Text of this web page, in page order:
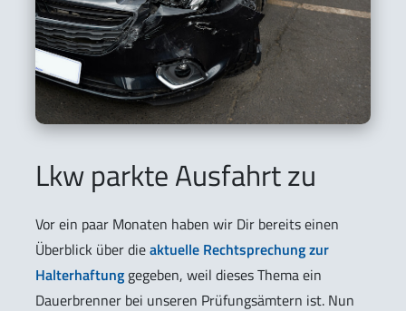
Lkw parkte Ausfahrt zu
Vor ein paar Monaten haben wir Dir bereits einen
Überblick über dieaktuelle Rechtsprechung zur
Halterhaftung gegeben, weil dieses Thema ein
Dauerbrenner bei unseren Prüfungsämtern ist. Nun